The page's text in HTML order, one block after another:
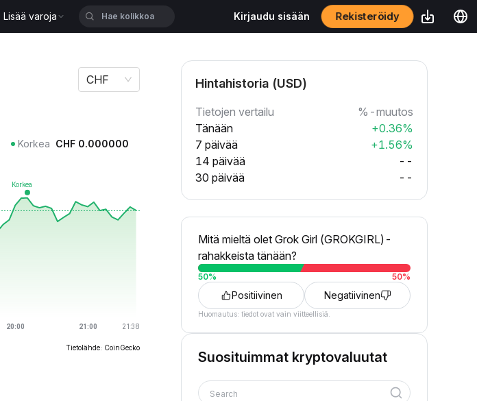
Lisää varoja Kirjaudu sisään Rekisteröidy
CHF
Korkea CHF 0.000000
Tietolähde: CoinGecko
Hintahistoria (USD)
Tietojen vertailu
%-muutos
Tänään
+0.36%
7 päivää
+1.56%
14 päivää
--
30 päivää
--
Mitä mieltä olet Grok Girl (GROKGIRL)-
rahakkeista tänään?
50% 50%
Positiivinen Negatiivinen
Huomautus: tiedot ovat vain viitteellisiä.
Suosituimmat kryptovaluutat
Search